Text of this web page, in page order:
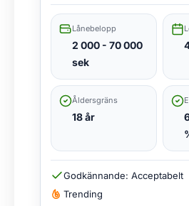
Lånebelopp
2 000 - 70 000
sek
Åldersgräns
18 år
Godkännande: Acceptabelt
Trending